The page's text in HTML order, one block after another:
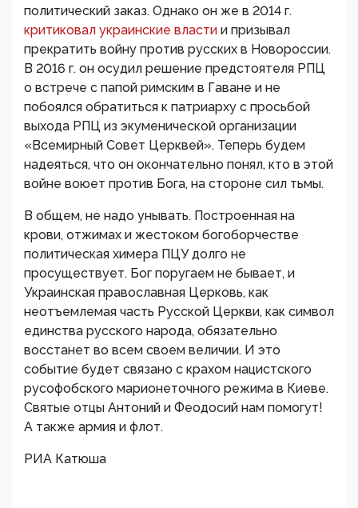
политический заказ. Однако он же в 2014 г.
критиковал украинские власти и призывал
прекратить войну против русских в Новороссии.
В 2016 г. он осудил решение предстоятеля РПЦ
о встрече с папой римским в Гаване и не
побоялся обратиться к патриарху с просьбой
выхода РПЦ из экуменической организации
«Всемирный Совет Церквей». Теперь будем
надеяться, что он окончательно понял, кто в этой
войне воюет против Бога, на стороне сил тьмы.
В общем, не надо унывать. Построенная на
крови, отжимах и жестоком богоборчестве
политическая химера ПЦУ долго не
просуществует. Бог поругаем не бывает, и
Украинская православная Церковь, как
неотъемлемая часть Русской Церкви, как символ
единства русского народа, обязательно
восстанет во всем своем величии. И это
событие будет связано с крахом нацистского
русофобского марионеточного режима в Киеве.
Святые отцы Антоний и Феодосий нам помогут!
А также армия и флот.
РИА Катюша